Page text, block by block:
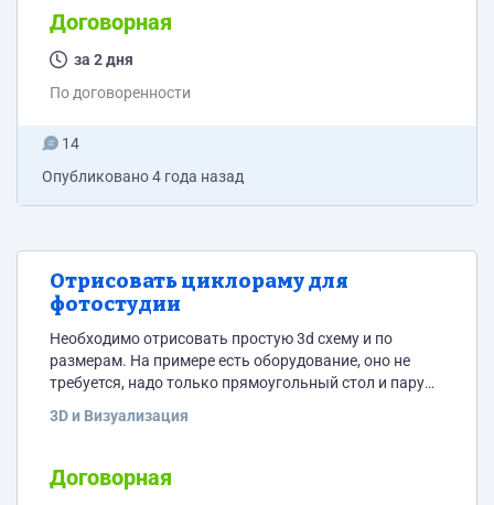
Договорная
за 2 дня
По договоренности
14
Опубликовано4 года назад
Отрисовать циклораму для
фотостудии
Необходимо отрисовать простую 3d схему и по
размерам. На примере есть оборудование, оно не
требуется, надо только прямоугольный стол и пару
3D и Визуализация
Договорная